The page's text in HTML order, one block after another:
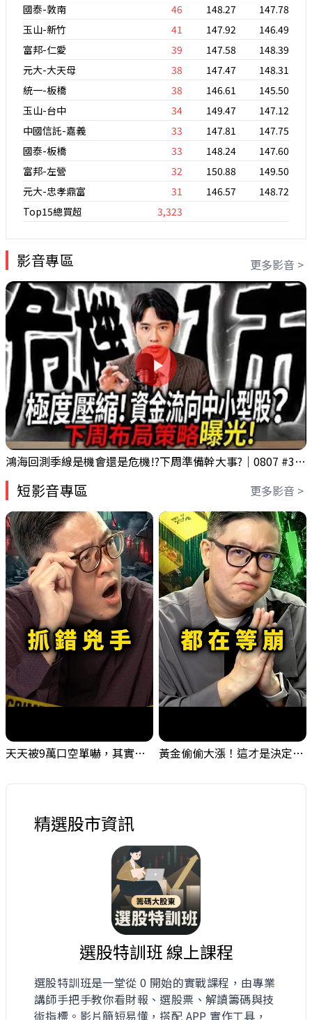
國泰-敦南
46 148.27
147.78
玉山-新竹
41 147.92
146.49
富邦-仁愛
39 147.58
148.39
元大-大天母
38 147.47
148.31
統一-板橋
38 146.61
145.50
玉山-台中
34 149.47
147.12
中國信託-嘉義
33 147.81
147.75
國泰-板橋
33 148.24
147.60
富邦-左營
32 150.88
149.50
元大-忠孝鼎富
31 146.57
148.72
Top15總買超
3,323
影音專區 更多影音 >
鴻海回測季線是機會還是危機!?下周準備幹大事?｜0807 #3661 #2317 #2317鴻海
短影音專區 更多影音 >
天天被9萬口空單嚇，其實你盯錯地方了｜Mr.Jimmy高志銘 #台股 #外資期貨 #融資 黃金偷偷大漲！這才是決定台股生死的「真風向球」！｜Mr.Jimmy高志銘 #黃金 #美元指數 #聯準會
精選股市資訊
選股特訓班 線上課程
選股特訓班是一堂從 0 開始的實戰課程，由專業
講師手把手教你看財報、選股票、解讀籌碼與技
術指標。影片簡短易懂，搭配 APP 實作工具，